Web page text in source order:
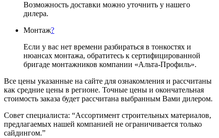
Возможность доставки можно уточнить у нашего
дилера.
Монтаж?
Если у вас нет времени разбираться в тонкостях и
нюансах монтажа, обратитесь к сертифицированной
бригаде монтажников компании «Альта-Профиль».
Все цены указанные на сайте для ознакомления и рассчитаны
как средние цены в регионе. Точные цены и окончательная
стоимость заказа будет рассчитана выбранным Вами дилером.
Совет специалиста: “Ассортимент строительных материалов,
предлагаемых нашей компанией не ограничивается только
сайдингом.”